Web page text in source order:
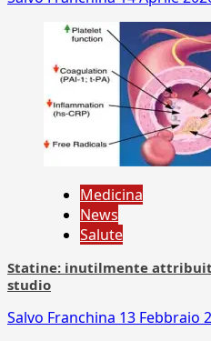
Medicina
News
Salute
Statine: inutilmente
studio
Salvo Franchina 13 Febbraio